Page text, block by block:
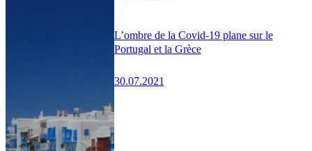
L’ombre de la Covid-19 plane sur le
Portugal et la Grèce
30.07.2021